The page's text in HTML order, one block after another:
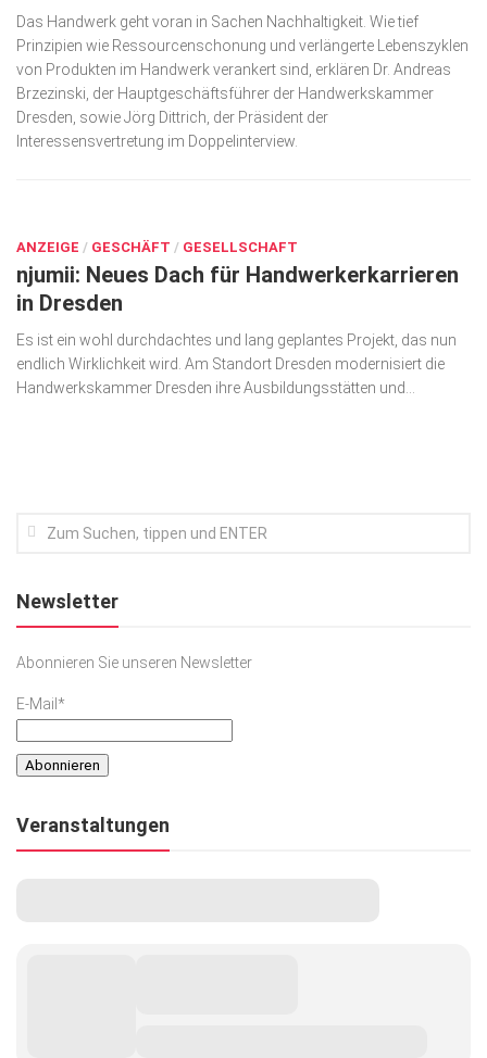
Das Handwerk geht voran in Sachen Nachhaltigkeit. Wie tief
Prinzipien wie Ressourcenschonung und verlängerte Lebenszyklen
von Produkten im Handwerk verankert sind, erklären Dr. Andreas
Brzezinski, der Hauptgeschäftsführer der Handwerkskammer
Dresden, sowie Jörg Dittrich, der Präsident der
Interessensvertretung im Doppelinterview.
ANZEIGE / GESCHÄFT / GESELLSCHAFT
njumii: Neues Dach für Handwerkerkarrieren
in Dresden
Es ist ein wohl durchdachtes und lang geplantes Projekt, das nun
endlich Wirklichkeit wird. Am Standort Dresden modernisiert die
Handwerkskammer Dresden ihre Ausbildungsstätten und...
Newsletter
Abonnieren Sie unseren Newsletter
E-Mail*
Veranstaltungen